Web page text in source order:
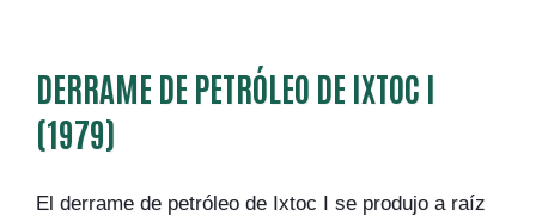
DERRAME DE PETRÓLEO DE IXTOC I
(1979)
El derrame de petróleo de Ixtoc I se produjo a raíz